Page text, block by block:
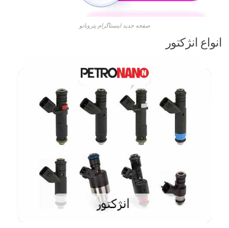
صفحه جدید اینستاگرام پترونانو
انواع انژکتور